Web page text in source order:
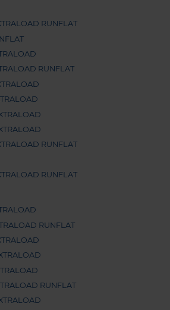
RUNFLAT
RUNFLAT
RUNFLAT
RUNFLAT
RUNFLAT
RUNFLAT